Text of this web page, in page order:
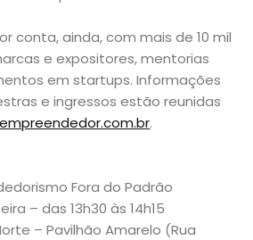
conta, ainda, com mais de 10 mil
e expositores, mentorias
em startups. Informações
e ingressos estão reunidas
.
Fora do Padrão
– das 13h30 às 14h15
– Pavilhão Amarelo (Rua